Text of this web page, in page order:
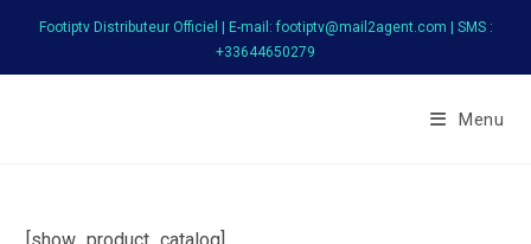
Footiptv Distributeur Officiel | E-mail: footiptv@mail2agent.com | SMS :
+33644650279
Menu